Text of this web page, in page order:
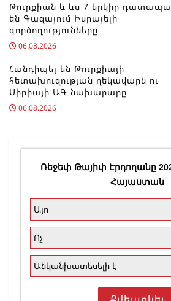
Թուրքիան և ևս 7 երկիր
են Գազայում Իսրայելի
գործողությունները
06.08.2026
Հանդիպել են Թուրքիայի
հետախուզության ղեկավարն ու
Սիրիայի ԱԳ նախարարը
06.08.2026
Ռեջեփ Թայիփ Էրդողանը
Հայաստան
Այո
Ոչ
Անկանխատեսելի է